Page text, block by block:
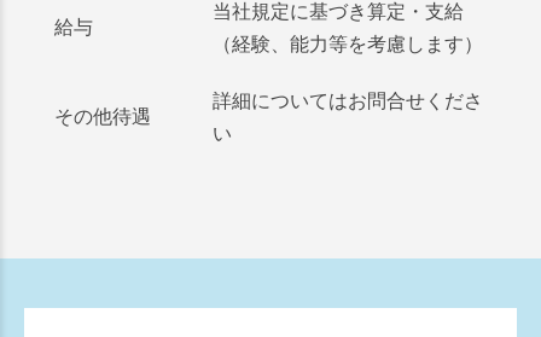
給与
当社規定に基づき算定・支給
（経験、能力等を考慮します）
その他待遇
詳細についてはお問合せくださ
い